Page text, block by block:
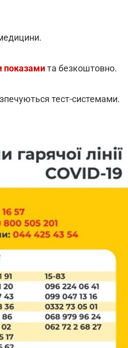
показамита безкоштовно.
тест-системами.